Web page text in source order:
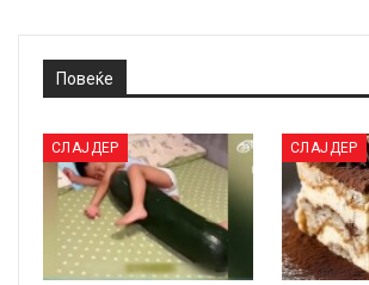
Повеќе
СЛАЈДЕР СЛАЈДЕР